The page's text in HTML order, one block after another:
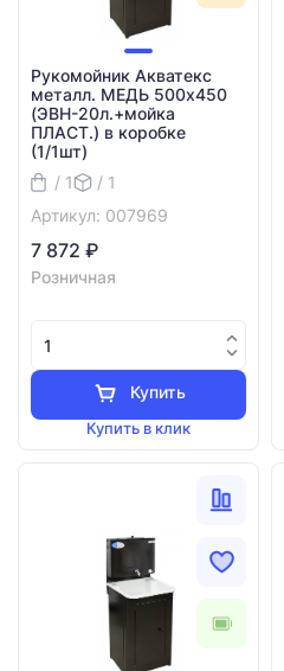
Рукомойник Акватекс
металл. МЕДЬ 500х450
(ЭВН-20л.+мойка
ПЛАСТ.) в коробке
(1/1шт)
/ 1
/ 1
Артикул: 007969
7 872 ₽
Розничная
Купить
Купить в клик